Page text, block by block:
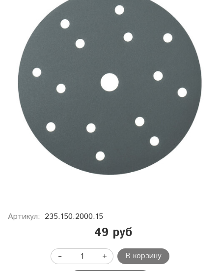
Артикул: 235.150.2000.15
49 руб
В корзину